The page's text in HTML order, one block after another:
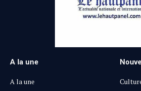
A la une
A la une